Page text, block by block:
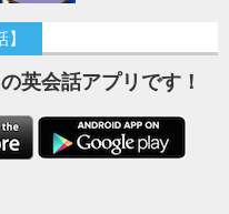
会話アプリです！